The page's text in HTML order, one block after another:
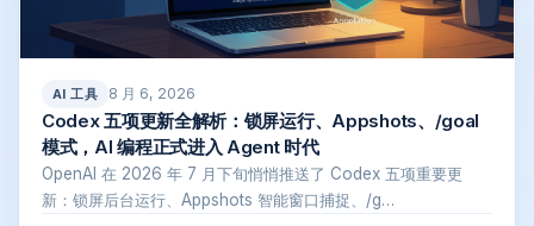
AI 工具 8 月 6, 2026
Codex 五项更新全解析：锁屏运行、Appshots、/goal
模式，AI 编程正式进入 Agent 时代
OpenAI 在 2026 年 7 月下旬悄悄推送了 Codex 五项重要更
新：锁屏后台运行、Appshots 智能窗口捕捉、/g…